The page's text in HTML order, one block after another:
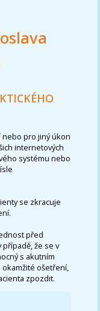
nebo pro jiný úkon
internetových
systému nebo
se zkracuje
před
že se v
s akutním
ošetření,
zpozdit.